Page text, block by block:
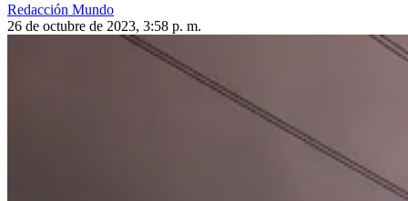
Redacción Mundo
26 de octubre de 2023, 3:58 p. m.